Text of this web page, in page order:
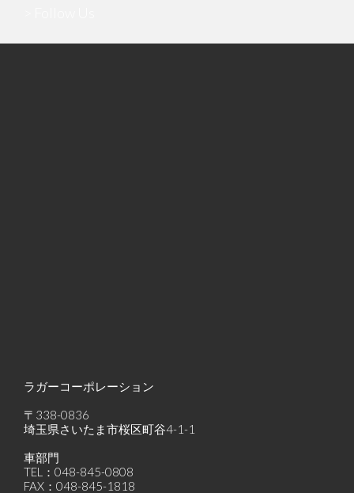
ラガーコーポレーション
〒338-0836
埼玉県さいたま市桜区町谷4-1-1
車部門
TEL：048-845-0808
FAX：048-845-1818